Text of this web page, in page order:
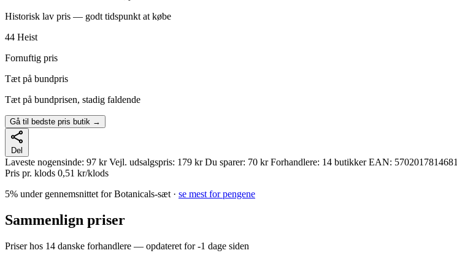
Historisk lav pris — godt tidspunkt at købe
44 Heist
Fornuftig pris
Tæt på bundpris
Tæt på bundprisen, stadig faldende
Gå til bedste pris butik →
Del
Laveste nogensinde: 97 kr Vejl. udsalgspris: 179 kr Du sparer: 70 kr Forhandlere: 14 butikker EAN: 5702017814681
Pris pr. klods 0,51 kr/klods
5% under gennemsnittet for Botanicals-sæt · se mest for pengene
Sammenlign priser
Priser hos 14 danske forhandlere — opdateret for -1 dage siden